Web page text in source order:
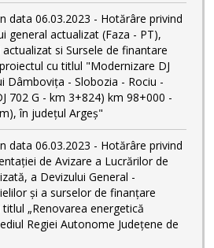
data 06.03.2023 - Hotărâre privind
general actualizat (Faza - PT),
si Sursele de finantare
cu titlul "Modernizare DJ
Dâmbovița - Slobozia - Rociu -
702 G - km 3+824) km 98+000 -
în județul Argeș"
data 06.03.2023 - Hotărâre privind
de Avizare a Lucrărilor de
a Devizului General -
și a surselor de finanțare
„Renovarea energetică
Regiei Autonome Județene de